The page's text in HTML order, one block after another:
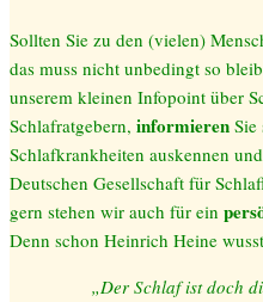
Sollten Sie zu den (vielen)
das muss nicht unbedingt so
unserem kleinen Infopoint über
Schlafratgebern, informieren
Schlafkrankheiten auskennen
Deutschen Gesellschaft für
gern stehen wir auch für ein
Denn schon Heinrich Heine
„Der Schlaf ist doch